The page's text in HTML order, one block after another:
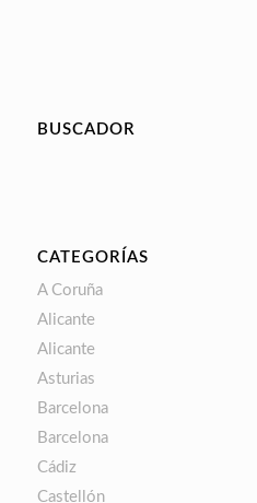
BUSCADOR
CATEGORÍAS
A Coruña
Alicante
Alicante
Asturias
Barcelona
Barcelona
Cádiz
Castellón